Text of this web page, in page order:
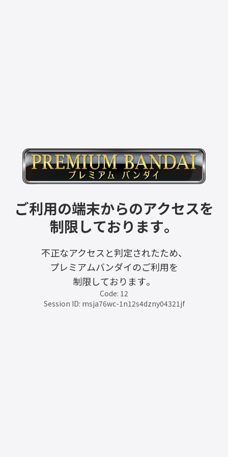
ご利用の端末からのアクセスを
制限しております。
不正なアクセスと判定されたため、
プレミアムバンダイのご利用を
制限しております。
Code: 12
Session ID: msja76wc-1n12s4dzny04321jf